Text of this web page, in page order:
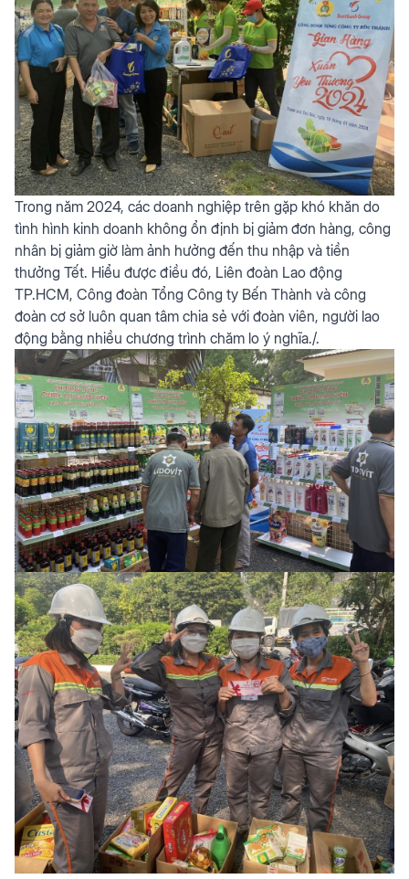
Trong năm 2024, các doanh nghiệp trên gặp khó khăn do
tình hình kinh doanh không ổn định bị giảm đơn hàng, công
nhân bị giảm giờ làm ảnh hưởng đến thu nhập và tiền
thưởng Tết. Hiểu được điều đó, Liên đoàn Lao động
TP.HCM, Công đoàn Tổng Công ty Bến Thành và công
đoàn cơ sở luôn quan tâm chia sẻ với đoàn viên, người lao
động bằng nhiều chương trình chăm lo ý nghĩa./.